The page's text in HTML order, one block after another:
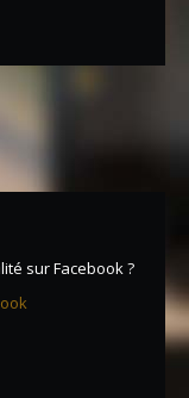
sur Facebook ?